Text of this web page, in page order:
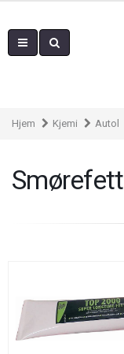
Hjem Kjemi Autol
Smørefett